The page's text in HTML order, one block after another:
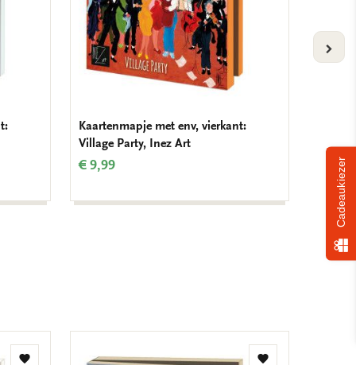
Kaartenmapje met env, vierkant:
Village Party, Inez Art
€ 9,99 € 9,99
Cadeaukiezer